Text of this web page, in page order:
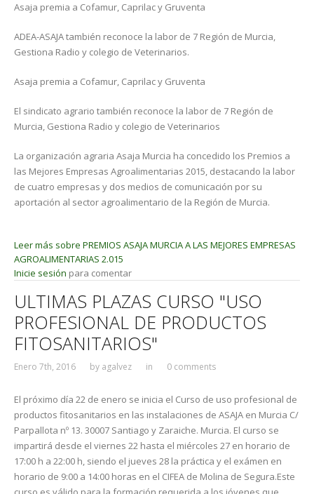
Asaja premia a Cofamur, Caprilac y Gruventa
ADEA-ASAJA también reconoce la labor de 7 Región de Murcia,
Gestiona Radio y colegio de Veterinarios.
Asaja premia a Cofamur, Caprilac y Gruventa
El sindicato agrario también reconoce la labor de 7 Región de
Murcia, Gestiona Radio y colegio de Veterinarios
La organización agraria Asaja Murcia ha concedido los Premios a
las Mejores Empresas Agroalimentarias 2015, destacando la labor
de cuatro empresas y dos medios de comunicación por su
aportación al sector agroalimentario de la Región de Murcia.
Leer más sobre PREMIOS ASAJA MURCIA A LAS MEJORES EMPRESAS
AGROALIMENTARIAS 2.015
Inicie sesión para comentar
ULTIMAS PLAZAS CURSO "USO
PROFESIONAL DE PRODUCTOS
FITOSANITARIOS"
Enero 7th, 2016 by agalvez in 0 comments
El próximo día 22 de enero se inicia el Curso de uso profesional de
productos fitosanitarios en las instalaciones de ASAJA en Murcia C/
Parpallota nº 13. 30007 Santiago y Zaraiche. Murcia. El curso se
impartirá desde el viernes 22 hasta el miércoles 27 en horario de
17:00 h a 22:00 h, siendo el jueves 28 la práctica y el exámen en
horario de 9:00 a 14:00 horas en el CIFEA de Molina de Segura.Este